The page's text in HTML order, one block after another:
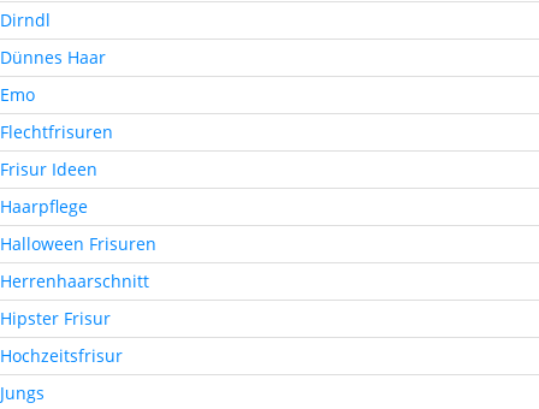
Dirndl
Dünnes Haar
Emo
Flechtfrisuren
Frisur Ideen
Haarpflege
Halloween Frisuren
Herrenhaarschnitt
Hipster Frisur
Hochzeitsfrisur
Jungs